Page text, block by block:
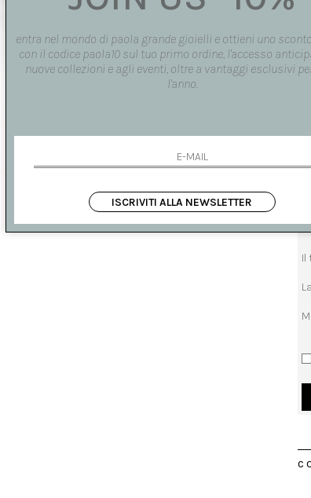
Il
entra nel mondo di paola grande gioielli e ottieni uno sconto
con il codice paola10 sul tuo primo ordine, l'accesso
nuove collezioni e agli eventi, oltre a vantaggi esclusivi
l'anno.
ISCRIVITI ALLA NEWSLETTER